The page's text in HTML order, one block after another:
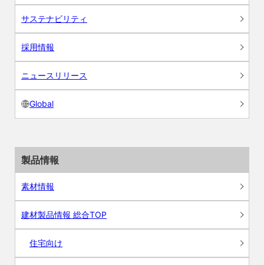
サステナビリティ
採用情報
ニュースリリース
Global
製品情報
素材情報
建材製品情報 総合TOP
住宅向け